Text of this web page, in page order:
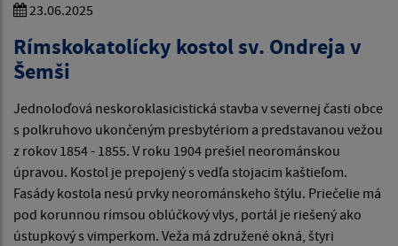
23.06.2025
Rímskokatolícky kostol sv. Ondreja v
Šemši
Jednoloďová neskoroklasicistická stavba v severnej časti obce
s polkruhovo ukončeným presbytériom a predstavanou vežou
z rokov 1854 - 1855. V roku 1904 prešiel neorománskou
úpravou. Kostol je prepojený s vedľa stojacim kaštieľom.
Fasády kostola nesú prvky neorománskeho štýlu. Priečelie má
pod korunnou rímsou oblúčkový vlys, portál je riešený ako
ústupkový s vimperkom. Veža má združené okná, štyri